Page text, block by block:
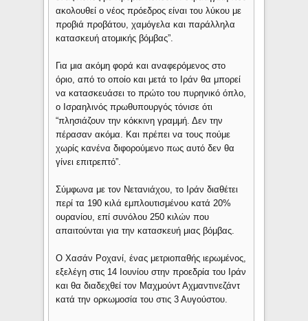
ακολουθεί ο νέος πρόεδρος είναι του λύκου με
προβιά προβάτου, χαμόγελα και παράλληλα
κατασκευή ατομικής βόμβας”.
Για μια ακόμη φορά και αναφερόμενος στο
όριο, από το οποίο και μετά το Ιράν θα μπορεί
να κατασκευάσει το πρώτο του πυρηνικό όπλο,
ο Ισραηλινός πρωθυπουργός τόνισε ότι
“πλησιάζουν την κόκκινη γραμμή. Δεν την
πέρασαν ακόμα. Και πρέπει να τους πούμε
χωρίς κανένα διφορούμενο πως αυτό δεν θα
γίνει επιτρεπτό”.
Σύμφωνα με τον Νετανιάχου, το Ιράν διαθέτει
περί τα 190 κιλά εμπλουτισμένου κατά 20%
ουρανίου, επί συνόλου 250 κιλών που
απαιτούνται για την κατασκευή μιας βόμβας.
Ο Χασάν Ροχανί, ένας μετριοπαθής ιερωμένος,
εξελέγη στις 14 Ιουνίου στην προεδρία του Ιράν
και θα διαδεχθεί τον Μαχμούντ Αχμαντινεζάντ
κατά την ορκωμοσία του στις 3 Αυγούστου.